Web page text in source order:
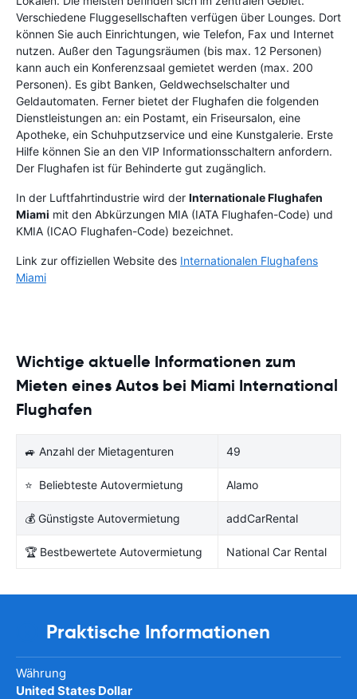
Verschiedene Fluggesellschaften verfügen über Lounges. Dort
können Sie auch Einrichtungen, wie Telefon, Fax und Internet
nutzen. Außer den Tagungsräumen (bis max. 12 Personen)
kann auch ein Konferenzsaal gemietet werden (max. 200
Personen). Es gibt Banken, Geldwechselschalter und
Geldautomaten. Ferner bietet der Flughafen die folgenden
Dienstleistungen an: ein Postamt, ein Friseursalon, eine
Apotheke, ein Schuhputzservice und eine Kunstgalerie. Erste
Hilfe können Sie an den VIP Informationsschaltern anfordern.
Der Flughafen ist für Behinderte gut zugänglich.
In der Luftfahrtindustrie wird der Internationale Flughafen
Miami mit den Abkürzungen MIA (IATA Flughafen-Code) und
KMIA (ICAO Flughafen-Code) bezeichnet.
Link zur offiziellen Website des Internationalen Flughafens
Miami
Wichtige aktuelle Informationen zum
Mieten eines Autos bei Miami International
Flughafen
🚙 Anzahl der Mietagenturen 49
⭐ Beliebteste Autovermietung Alamo
💰 Günstigste Autovermietung addCarRental
🏆 Bestbewertete Autovermietung National Car Rental
Praktische Informationen
Währung
United States Dollar